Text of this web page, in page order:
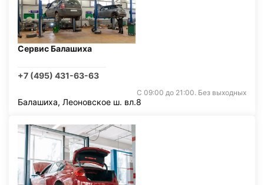
Сервис Балашиха
+7 (495) 431-63-63
С 09:00 до 21:00. Без выходных
Балашиха, Леоновское ш. вл.8